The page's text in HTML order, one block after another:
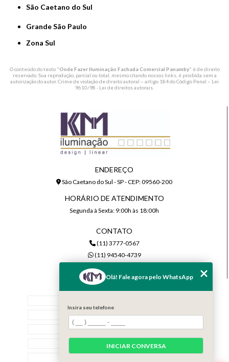
São Caetano do Sul
Grande São Paulo
Zona Sul
O conteúdo do texto "Onde Fazer Iluminação Fachada Comercial Panamby" é de direito
reservado. Sua reprodução, parcial ou total, mesmo citando nossos links, é proibida sem a
autorização do autor. Crime de violação de direito autoral – artigo 184 do Código Penal – Lei
9610/98 - Lei de direitos autorais.
ENDEREÇO
São Caetano do Sul - SP - CEP: 09560-200
HORÁRIO DE ATENDIMENTO
Segunda à Sexta: 9:00h às 18:00h
CONTATO
(11) 3777-0567
(11) 94540-4739
Quem Somos
Serviços
Contato
Olá! Fale agora pelo WhatsApp
Insira seu telefone
INICIAR CONVERSA